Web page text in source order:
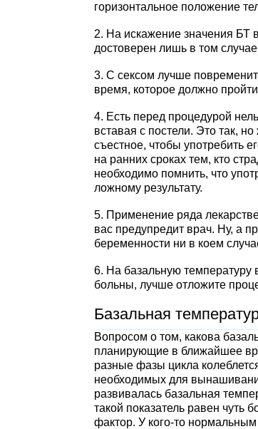
горизонтальное положение
2. На искажение значения БТ
достоверен лишь в том
3. С сексом лучше
время, которое должно
4. Есть перед процедурой
вставая с постели. Это так,
съестное, чтобы употребить
на ранних сроках тем, кто
необходимо помнить, что
ложному результату.
5. Применение ряда
вас предупредит врач. Ну, а
беременности ни в коем
6. На базальную
больны, лучше отложите
Базальная
Вопросом о том, какова
планирующие в ближайшее
разные фазы цикла
необходимых для
развивалась базальная
такой показатель равен
фактор. У кого-то